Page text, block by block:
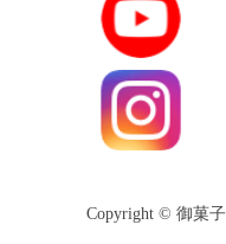
Copyright © 御菓子